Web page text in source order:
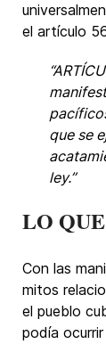
el artículo
que se
ley.”
LO
Con las
mitos
el pueblo
podía